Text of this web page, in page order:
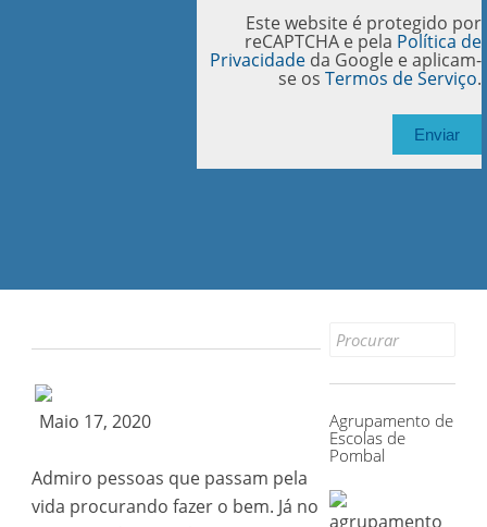
Este website é protegido por
reCAPTCHA e pela Política de
Privacidade da Google e aplicam-
se osTermos de Serviço.
Maio 17, 2020
Admiro pessoas que passam pela
vida procurando fazer o bem. Já no
Search
Agrupamento de
Escolas de
Pombal